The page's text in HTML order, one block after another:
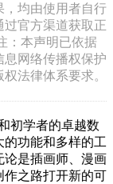
，均由使用者自行
过官方渠道获取正
：本声明已依据
息网络传播权保护
法律体系要求。
初学者的卓越数
大的功能和多样的工
是插画师、漫画
作之路打开新的可